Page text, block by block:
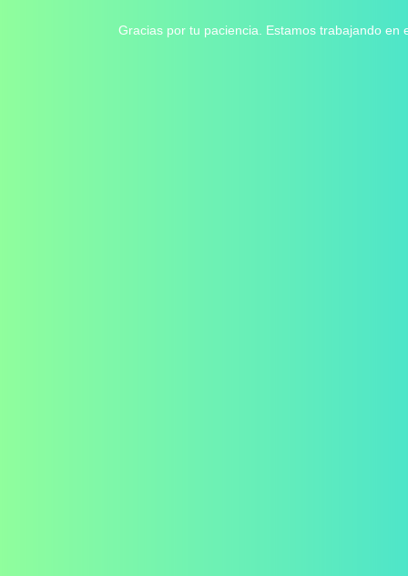
Gracias por tu paciencia. Estamos trabajando en